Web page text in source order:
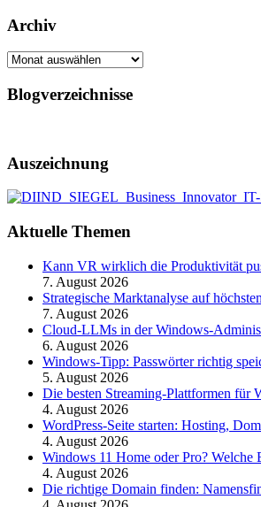
Archiv
Archiv
Blogverzeichnisse
Auszeichnung
Aktuelle Themen
Kann VR wirklich die Produktivität
7. August 2026
Strategische Marktanalyse auf
7. August 2026
Cloud-LLMs in der Windows-
6. August 2026
Windows-Tipp: Passwörter richtig
5. August 2026
Die besten Streaming-Plattformen für
4. August 2026
WordPress-Seite starten: Hosting,
4. August 2026
Windows 11 Home oder Pro? Welche
4. August 2026
Die richtige Domain finden: